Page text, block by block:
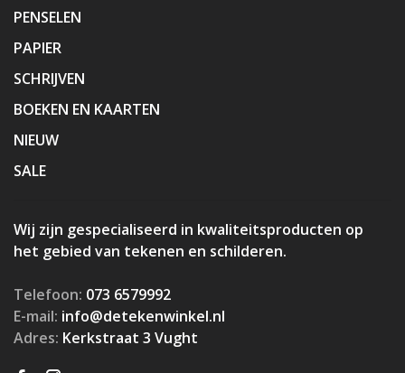
PENSELEN
PAPIER
SCHRIJVEN
BOEKEN EN KAARTEN
NIEUW
SALE
Wij zijn gespecialiseerd in kwaliteitsproducten op
het gebied van tekenen en schilderen.
Telefoon: 073 6579992
E-mail: info@detekenwinkel.nl
Adres: Kerkstraat 3 Vught